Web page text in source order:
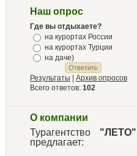
Наш опрос
Где вы отдыхаете?
на курортах России
на курортах Турции
на даче)
Результаты
Архив опросов
Всего ответов: 102
О компании
Турагентство "ЛЕТО"
предлагает: